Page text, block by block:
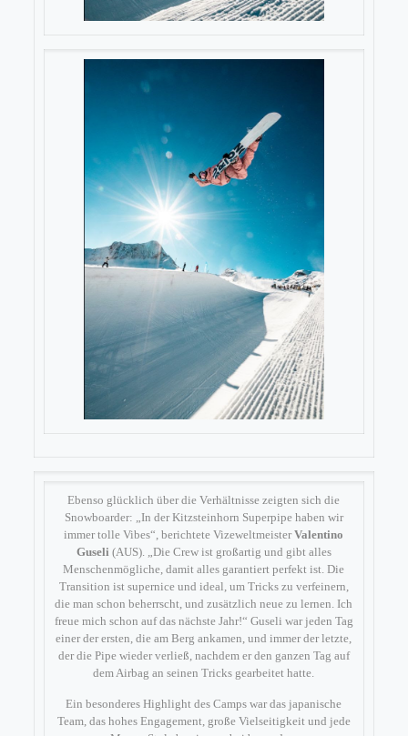
Ebenso glücklich über die Verhältnisse zeigten sich die
Snowboarder: „In der Kitzsteinhorn Superpipe haben wir
immer tolle Vibes“, berichtete VizeweltmeisterValentino
Guseli (AUS). „Die Crew ist großartig und gibt alles
Menschenmögliche, damit alles garantiert perfekt ist. Die
Transition ist supernice und ideal, um Tricks zu verfeinern,
die man schon beherrscht, und zusätzlich neue zu lernen. Ich
freue mich schon auf das nächste Jahr!“ Guseli war jeden Tag
einer der ersten, die am Berg ankamen, und immer der letzte,
der die Pipe wieder verließ, nachdem er den ganzen Tag auf
dem Airbag an seinen Tricks gearbeitet hatte.
Ein besonderes Highlight des Camps war das japanische
Team, das hohes Engagement, große Vielseitigkeit und jede